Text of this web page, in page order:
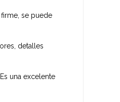
se puede
detalles
una excelente